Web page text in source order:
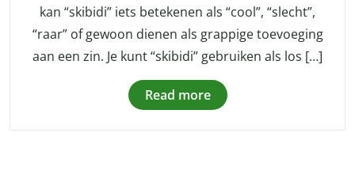
kan “skibidi” iets betekenen als “cool”, “slecht”,
“raar” of gewoon dienen als grappige toevoeging
aan een zin. Je kunt “skibidi” gebruiken als los […]
Read more